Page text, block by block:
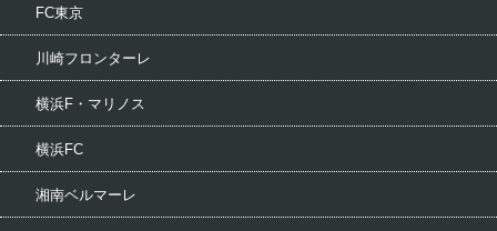
FC東京
川崎フロンターレ
横浜F・マリノス
横浜FC
湘南ベルマーレ